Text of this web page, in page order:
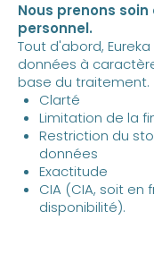
Nous prenons
personnel.
Tout d'abord,
données à
base du traitement.
Clarté
Limitation de la
Restriction du
données
Exactitude
CIA (CIA, soit en
disponibilité).